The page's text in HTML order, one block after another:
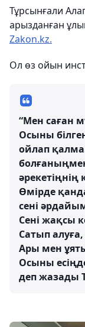
Тұрсынғали
арызданған
Zakon.kz.
Ол өз ойын
“Мен саған
Осыны
ойлап
әрекетіңнің
Өмірде
сені
Сені жақсы
Сатып
Ары мен
Осыны
деп жазады